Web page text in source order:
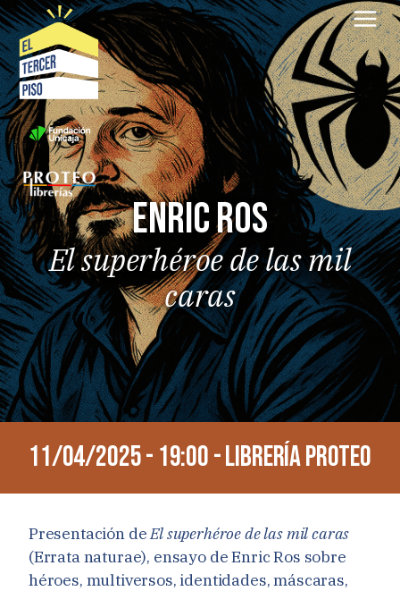
Saltar
al
contenido
Enric Ros
El superhéroe de las mil
caras
11/04/2025 - 19:00 - Librería Proteo
Presentación deEl superhéroe de las mil caras
(Errata naturae), ensayo de Enric Ros sobre
héroes, multiversos, identidades, máscaras,